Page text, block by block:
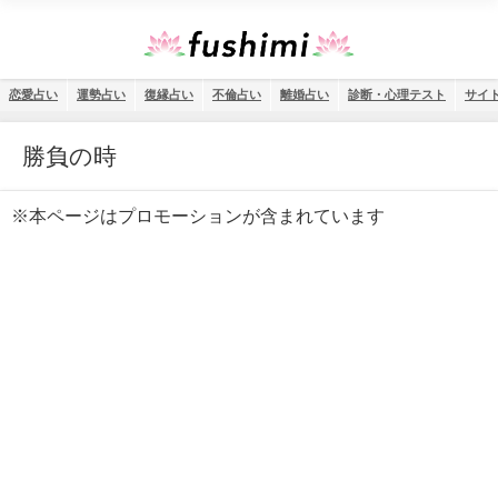
恋愛占い 運勢占い 復縁占い 不倫占い 離婚占い 診断・心理テスト サイ
勝負の時
※本ページはプロモーションが含まれています